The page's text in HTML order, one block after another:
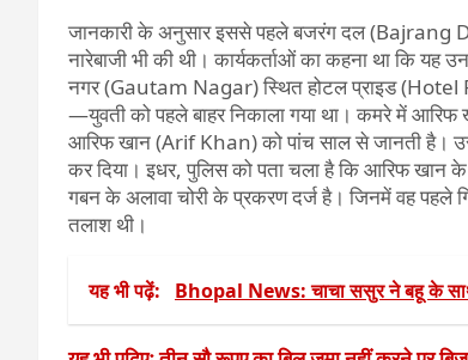
जानकारी के अनुसार इससे पहले बजरंग दल (Bajrang
नारेबाजी भी की थी। कार्यकर्ताओं का कहना था कि यह
नगर (Gautam Nagar) स्थित होटल प्राइड
—युवती को पहले बाहर निकाला गया था। कमरे में आरिफ
आरिफ खान (Arif Khan) को पांच साल से जानती है।
कर दिया। इधर, पुलिस को पता चला है कि आरिफ खान
गबन के अलावा चोरी के प्रकरण दर्ज है। जिनमें वह पहले
तलाश थी।
यह भी पढ़ें: Bhopal News: चाचा ससुर ने बहू के